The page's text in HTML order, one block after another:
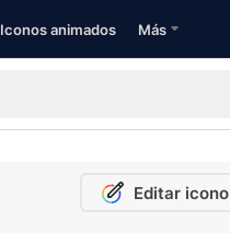
Iconos animados Más
Editar icono